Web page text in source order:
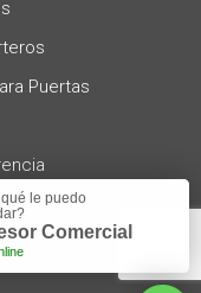
Puertas
le puedo
Comercial